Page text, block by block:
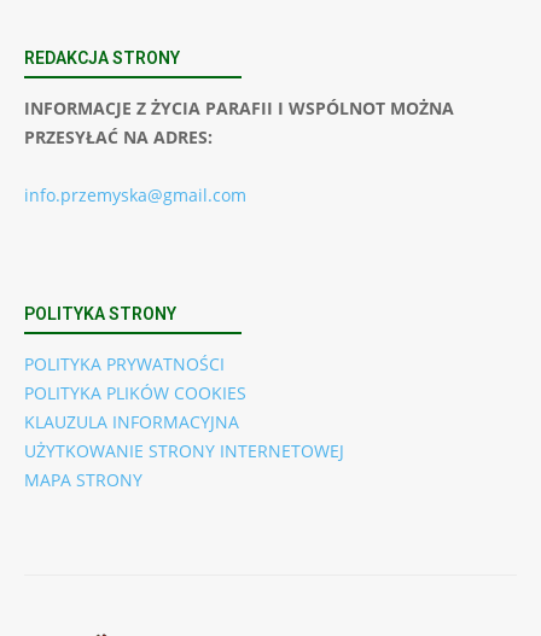
REDAKCJA STRONY
INFORMACJE Z ŻYCIA PARAFII I WSPÓLNOT MOŻNA
PRZESYŁAĆ NA ADRES:
info.przemyska@gmail.com
POLITYKA STRONY
POLITYKA PRYWATNOŚCI
POLITYKA PLIKÓW COOKIES
KLAUZULA INFORMACYJNA
UŻYTKOWANIE STRONY INTERNETOWEJ
MAPA STRONY